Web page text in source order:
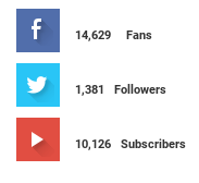
14,629 Fans
1,381 Followers
10,126 Subscribers